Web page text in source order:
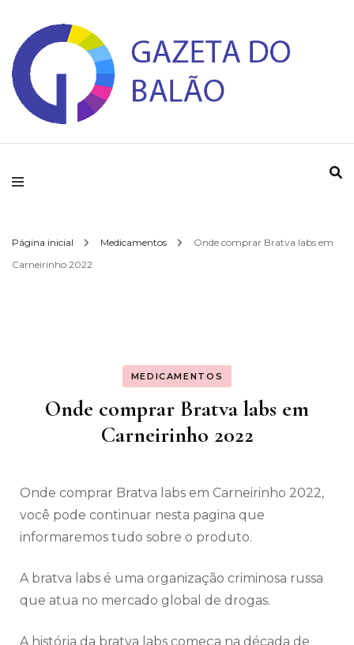
Gazeta do Balao
Página inicial Medicamentos
Onde comprar Bratva labs em
Carneirinho 2022
MEDICAMENTOS
Onde comprar Bratva labs em
Carneirinho 2022
Onde comprar Bratva labs em Carneirinho 2022,
você pode continuar nesta pagina que
informaremos tudo sobre o produto.
A bratva labs é uma organização criminosa russa
que atua no mercado global de drogas.
A história da bratva labs começa na década de